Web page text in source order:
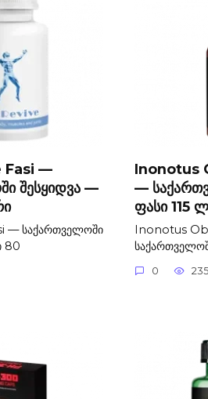
Fasi —
შესყიდვა —
— საქართველოში
80
Inonotus
—
ფასი 115
Inonotus
0 235